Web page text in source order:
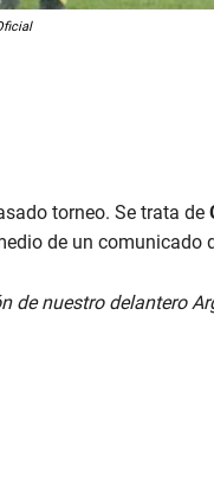
torneo. Se trata de
de un comunicado
de nuestro delantero